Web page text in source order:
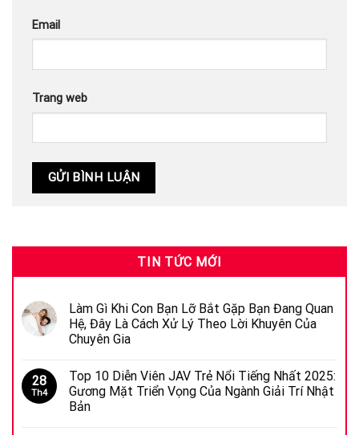
Email
Trang web
TIN TỨC MỚI
Làm Gì Khi Con Bạn Lỡ Bắt Gặp Bạn Đang Quan
Hệ, Đây Là Cách Xử Lý Theo Lời Khuyên Của
Chuyên Gia
28
Th4
Top 10 Diễn Viên JAV Trẻ Nổi Tiếng Nhất 2025:
Gương Mặt Triển Vọng Của Ngành Giải Trí Nhật
Bản